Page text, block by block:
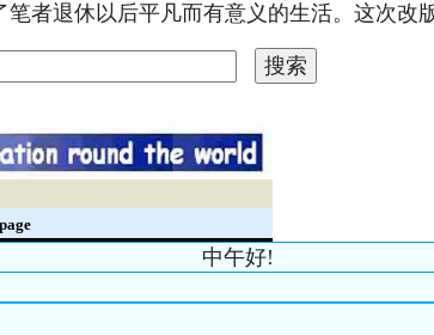
者退休以后平凡而有意义的生活。这次改
中午好!